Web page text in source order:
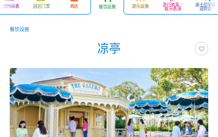
营时间表 园区门票 商店 餐饮设施 游乐设施 游行表演／
娱乐表演
迪士尼明星
迎宾会
餐饮设施
凉亭